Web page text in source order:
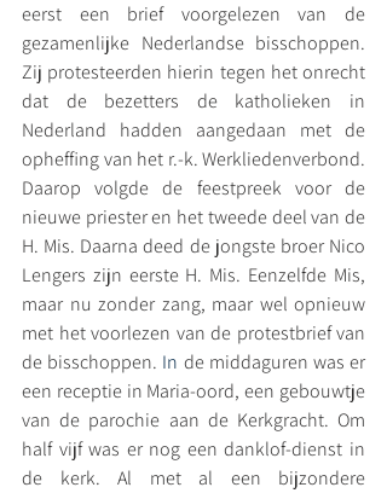
eerst een brief voorgelezen van de
gezamenlijke Nederlandse bisschoppen.
Zij protesteerden hierin tegen het onrecht
dat de bezetters de katholieken in
Nederland hadden aangedaan met de
opheffing van het r.-k. Werkliedenverbond.
Daarop volgde de feestpreek voor de
nieuwe priester en het tweede deel van de
H. Mis. Daarna deed de jongste broer Nico
Lengers zijn eerste H. Mis. Eenzelfde Mis,
maar nu zonder zang, maar wel opnieuw
met het voorlezen van de protestbrief van
de bisschoppen. In de middaguren was er
een receptie in Maria-oord, een gebouwtje
van de parochie aan de Kerkgracht. Om
half vijf was er nog een danklof-dienst in
de kerk. Al met al een bijzondere